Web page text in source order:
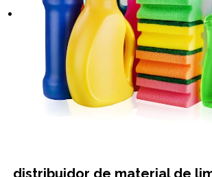
distribuidor de material de